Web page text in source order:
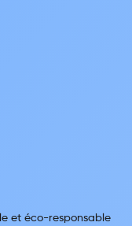
et éco-responsable